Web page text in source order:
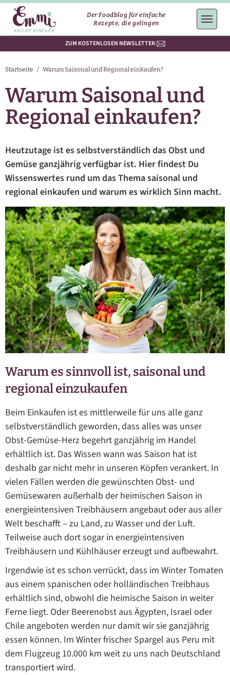
Der Foodblog für einfache
Rezepte, die gelingen
ZUM KOSTENLOSEN NEWSLETTER
Startseite / Warum Saisonal und Regional einkaufen?
Warum Saisonal und
Regional einkaufen?
Heutzutage ist es selbstverständlich das Obst und
Gemüse ganzjährig verfügbar ist. Hier findest Du
Wissenswertes rund um das Thema saisonal und
regional einkaufen und warum es wirklich Sinn macht.
Warum es sinnvoll ist, saisonal und
regional einzukaufen
Beim Einkaufen ist es mittlerweile für uns alle ganz
selbstverständlich geworden, dass alles was unser
Obst-Gemüse-Herz begehrt ganzjährig im Handel
erhältlich ist. Das Wissen wann was Saison hat ist
deshalb gar nicht mehr in unseren Köpfen verankert. In
vielen Fällen werden die gewünschten Obst- und
Gemüsewaren außerhalb der heimischen Saison in
energieintensiven Treibhäusern angebaut oder aus aller
Welt beschafft – zu Land, zu Wasser und der Luft.
Teilweise auch dort sogar in energieintensiven
Treibhäusern und Kühlhäuser erzeugt und aufbewahrt.
Irgendwie ist es schon verrückt, dass im Winter Tomaten
aus einem spanischen oder holländischen Treibhaus
erhältlich sind, obwohl die heimische Saison in weiter
Ferne liegt. Oder Beerenobst aus Ägypten, Israel oder
Chile angeboten werden nur damit wir sie ganzjährig
essen können. Im Winter frischer Spargel aus Peru mit
dem Flugzeug 10.000 km weit zu uns nach Deutschland
transportiert wird.